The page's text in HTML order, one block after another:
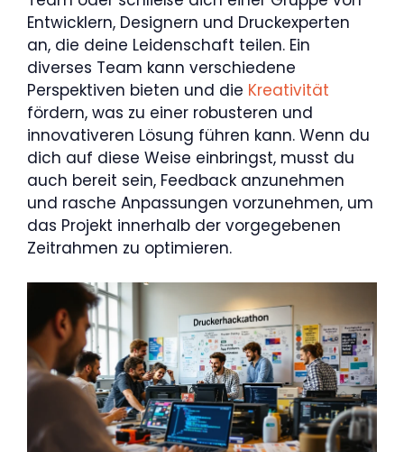
Entwicklern, Designern und Druckexperten
an, die deine Leidenschaft teilen. Ein
diverses Team kann verschiedene
Perspektiven bieten und die Kreativität
fördern, was zu einer robusteren und
innovativeren Lösung führen kann. Wenn du
dich auf diese Weise einbringst, musst du
auch bereit sein, Feedback anzunehmen
und rasche Anpassungen vorzunehmen, um
das Projekt innerhalb der vorgegebenen
Zeitrahmen zu optimieren.